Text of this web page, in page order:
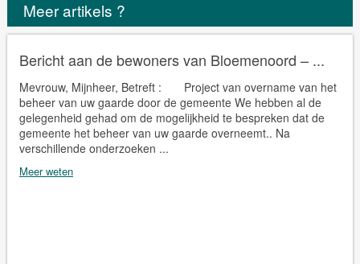
Meer artikels ?
Bericht aan de bewoners van Bloemenoord – ...
Mevrouw, Mijnheer, Betreft : Project van overname van het
beheer van uw gaarde door de gemeente We hebben al de
gelegenheid gehad om de mogelijkheid te bespreken dat de
gemeente het beheer van uw gaarde overneemt.. Na
verschillende onderzoeken ...
Meer weten